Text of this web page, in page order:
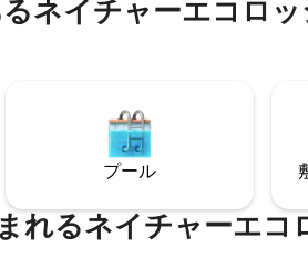
ている、あな
ブランまで5
園とトラン
たは北側まで15
史的なタナーズビル
か数分の場所にあります。 カップ
再開します。
ネイチャーエコロ
プール
れるネイチャーエコ